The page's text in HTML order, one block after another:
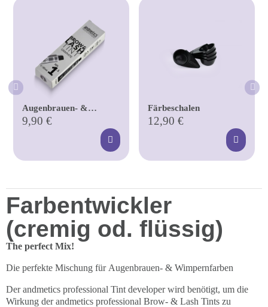
Augenbrauen- &
Wimpernfarbe (div.
Farben)
9,90 €
Färbeschalen
12,90 €
Farbentwickler
(cremig od. flüssig)
The perfect Mix!
Die perfekte Mischung für Augenbrauen- & Wimpernfarben
Der andmetics professional Tint developer wird benötigt, um die
Wirkung der andmetics professional Brow- & Lash Tints zu